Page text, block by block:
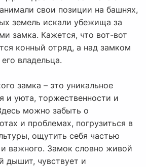
свои позиции на башнях,
земель искали убежища за
замка. Кажется, что вот-вот
конный отряд, а над замком
владельца.
замка – это уникальное
и уюта, торжественности и
можно забыть о
и проблемах, погрузиться в
ощутить себя частью
важного. Замок словно живой
дышит, чувствует и